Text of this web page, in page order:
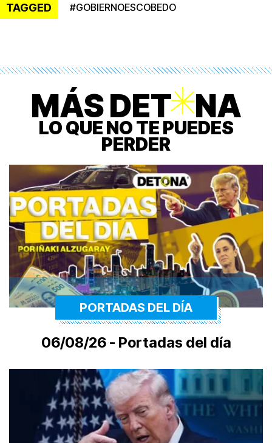
TAGGED #GOBIERNOESCOBEDO
MÁS DETONA
LO QUE NO TE PUEDES
PERDER
PORTADAS DEL DÍA
06/08/26 - Portadas del día